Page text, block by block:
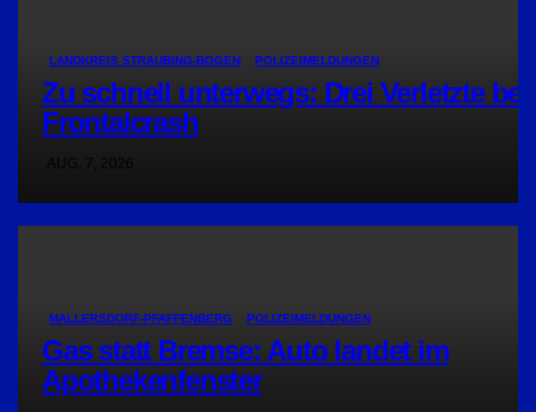
LANDKREIS STRAUBING-BOGEN POLIZEIMELDUNGEN
Zu schnell unterwegs: Drei Verletzte bei
Frontalcrash
MALLERSDORF-PFAFFENBERG POLIZEIMELDUNGEN
Gas statt Bremse: Auto landet im
Apothekenfenster